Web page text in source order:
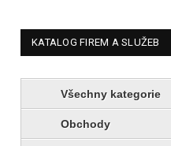
KATALOG FIREM A SLUŽEB
Všechny kategorie
Obchody